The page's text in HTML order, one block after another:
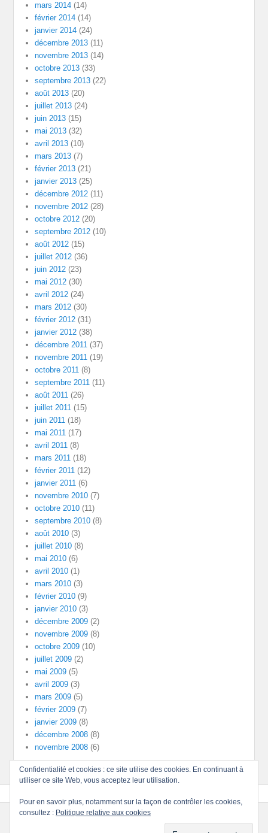
mars 2014 (14)
février 2014 (14)
janvier 2014 (24)
décembre 2013 (11)
novembre 2013 (14)
octobre 2013 (33)
septembre 2013 (22)
août 2013 (20)
juillet 2013 (24)
juin 2013 (15)
mai 2013 (32)
avril 2013 (10)
mars 2013 (7)
février 2013 (21)
janvier 2013 (25)
décembre 2012 (11)
novembre 2012 (28)
octobre 2012 (20)
septembre 2012 (10)
août 2012 (15)
juillet 2012 (36)
juin 2012 (23)
mai 2012 (30)
avril 2012 (24)
mars 2012 (30)
février 2012 (31)
janvier 2012 (38)
décembre 2011 (37)
novembre 2011 (19)
octobre 2011 (8)
septembre 2011 (11)
août 2011 (26)
juillet 2011 (15)
juin 2011 (18)
mai 2011 (17)
avril 2011 (8)
mars 2011 (18)
février 2011 (12)
janvier 2011 (6)
novembre 2010 (7)
octobre 2010 (11)
septembre 2010 (8)
août 2010 (3)
juillet 2010 (8)
mai 2010 (6)
avril 2010 (1)
mars 2010 (3)
février 2010 (9)
janvier 2010 (3)
décembre 2009 (2)
novembre 2009 (8)
octobre 2009 (10)
juillet 2009 (2)
mai 2009 (5)
avril 2009 (3)
mars 2009 (5)
février 2009 (7)
janvier 2009 (8)
décembre 2008 (8)
novembre 2008 (6)
Tous droits réservés.
Confidentialité et cookies : ce site utilise des cookies. En continuant à
utiliser ce site Web, vous acceptez leur utilisation.
Pour en savoir plus, notamment sur la façon de contrôler les cookies,
consultez : Politique relative aux cookies